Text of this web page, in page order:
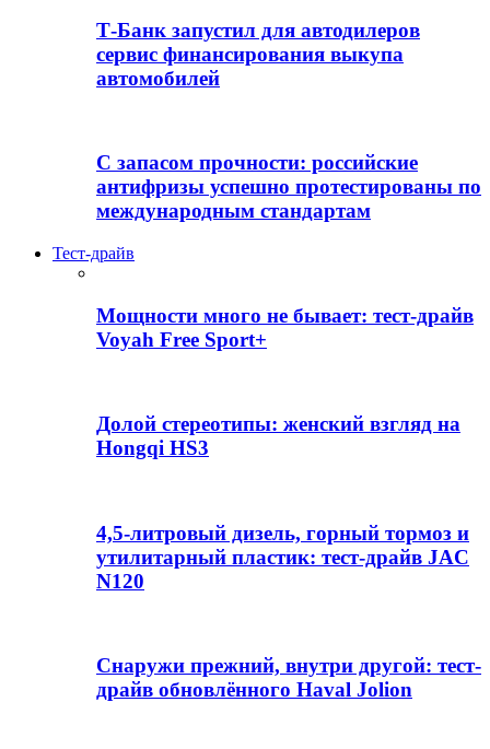
Т-Банк запустил для автодилеров
сервис финансирования выкупа
автомобилей
С запасом прочности: российские
антифризы успешно протестированы по
международным стандартам
Тест-драйв
Мощности много не бывает: тест-драйв
Voyah Free Sport+
Долой стереотипы: женский взгляд на
Hongqi HS3
4,5-литровый дизель, горный тормоз и
утилитарный пластик: тест-драйв JAC
N120
Снаружи прежний, внутри другой: тест-
драйв обновлённого Haval Jolion